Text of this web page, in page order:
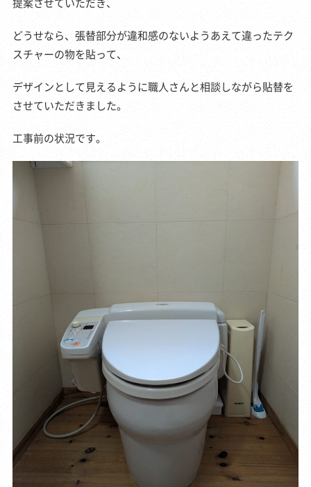
どうせなら、張替部分が違和感のないようあえて違ったテク
スチャーの物を貼って、
デザインとして見えるように職人さんと相談しながら貼替を
させていただきました。
工事前の状況です。